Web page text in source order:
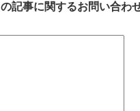
記事に関するお問い合わ